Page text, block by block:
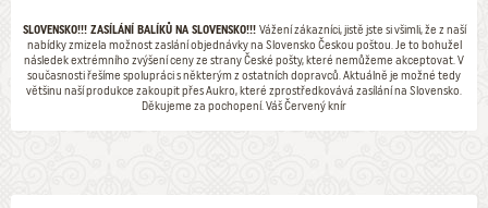
SLOVENSKO!!! ZASÍLÁNÍ BALÍKŮ NA SLOVENSKO!!! Vážení zákazníci, jistě jste si všimli, že z naší
nabídky zmizela možnost zaslání objednávky na Slovensko Českou poštou. Je to bohužel
následek extrémního zvýšení ceny ze strany České pošty, které nemůžeme akceptovat. V
současnosti řešíme spolupráci s některým z ostatních dopravců. Aktuálně je možné tedy
většinu naší produkce zakoupit přes Aukro, které zprostředkovává zasílání na Slovensko.
Děkujeme za pochopení. Váš Červený knír